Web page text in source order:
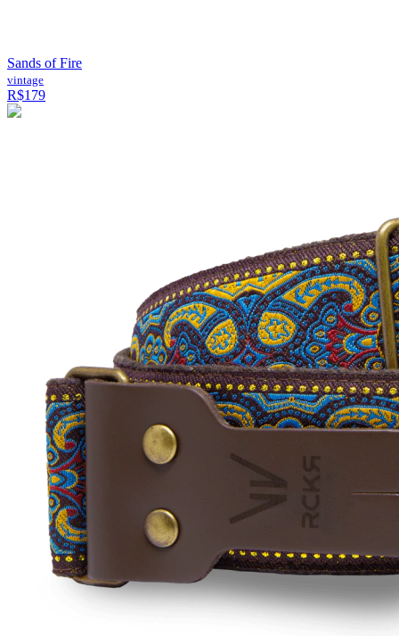
Sands of Fire
vintage
R$179